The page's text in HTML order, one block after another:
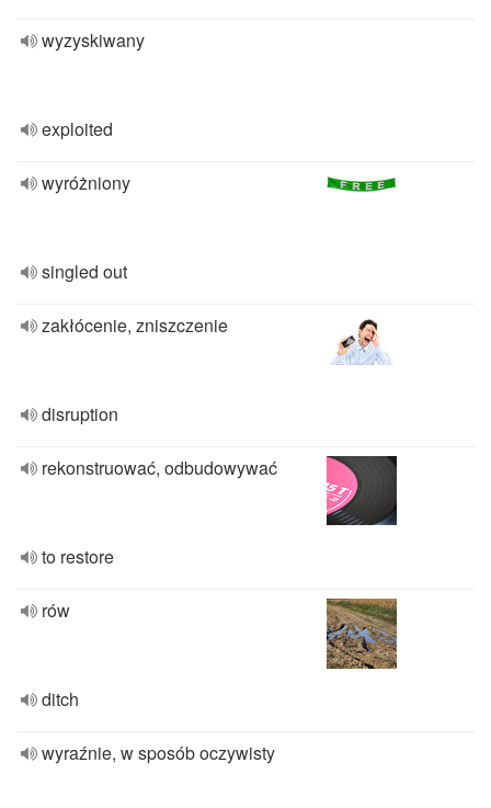
wyzyskiwany
exploited
wyróżniony
singled out
zakłócenie, zniszczenie
disruption
rekonstruować, odbudowywać
to restore
rów
ditch
wyraźnie, w sposób oczywisty